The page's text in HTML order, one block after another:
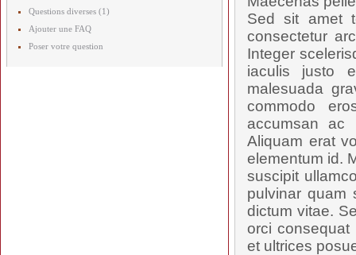
Questions diverses (1)
Ajouter une FAQ
Poser votre question
Sed sit amet
consectetur
Integer
iaculis justo
malesuada
commodo
accumsan ac
Aliquam erat
elementum id.
suscipit
pulvinar quam
dictum vitae.
orci consequat
et ultrices